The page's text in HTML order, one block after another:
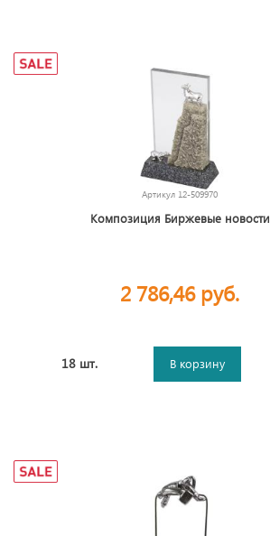
Артикул 12-509970
Композиция Биржевые новости
2 786,46 руб.
18 шт. В корзину